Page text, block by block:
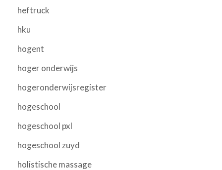
heftruck
hku
hogent
hoger onderwijs
hogeronderwijsregister
hogeschool
hogeschool pxl
hogeschool zuyd
holistische massage